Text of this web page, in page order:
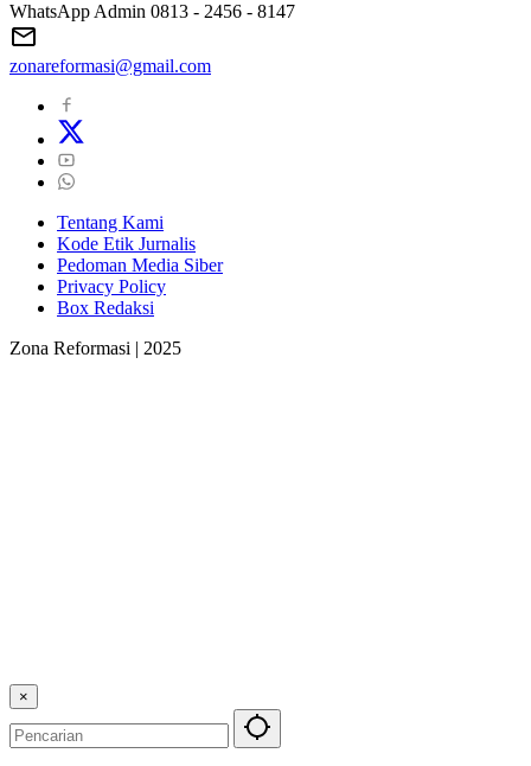
WhatsApp Admin 0813 - 2456 - 8147
zonareformasi@gmail.com
Tentang Kami
Kode Etik Jurnalis
Pedoman Media Siber
Privacy Policy
Box Redaksi
Zona Reformasi | 2025
×